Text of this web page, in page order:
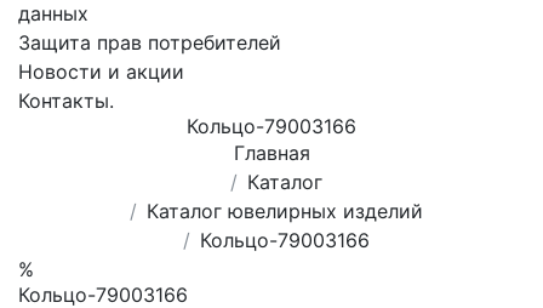
данных
Защита прав потребителей
Новости и акции
Контакты.
Кольцо-79003166
Главная
Каталог
Каталог ювелирных изделий
Кольцо-79003166
%
Кольцо-79003166